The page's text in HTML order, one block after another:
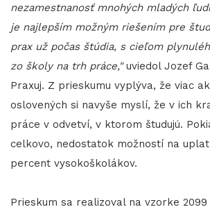
nezamestnanosť mnohých mladých
je najlepším možným riešením pre
prax už počas štúdia, s cieľom
zo školy na trh práce,"uviedol Jozef
Praxuj. Z prieskumu vyplýva, že viac
oslovených si navyše myslí, že v ich
práce v odvetví, v ktorom študujú.
celkovo, nedostatok možností na
percent vysokoškolákov.
Prieskum sa realizoval na vzorke